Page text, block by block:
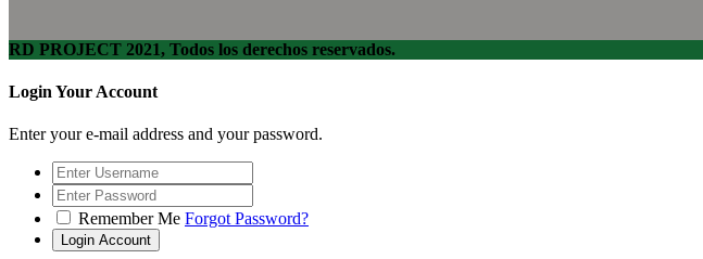
RD PROJECT 2021, Todos los derechos reservados.
Login Your Account
Enter your e-mail address and your password.
Remember Me Forgot Password?